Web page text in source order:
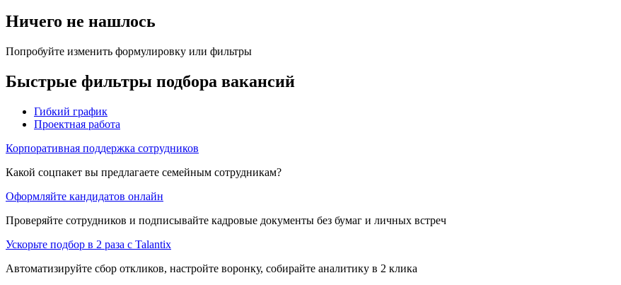
Ничего не нашлось
Попробуйте изменить формулировку или фильтры
Быстрые фильтры подбора вакансий
Гибкий график
Проектная работа
Корпоративная поддержка сотрудников
Какой соцпакет вы предлагаете семейным сотрудникам?
Оформляйте кандидатов онлайн
Проверяйте сотрудников и подписывайте кадровые документы без бумаг и личных встреч
Ускорьте подбор в 2 раза с Talantix
Автоматизируйте сбор откликов, настройте воронку, собирайте аналитику в 2 клика